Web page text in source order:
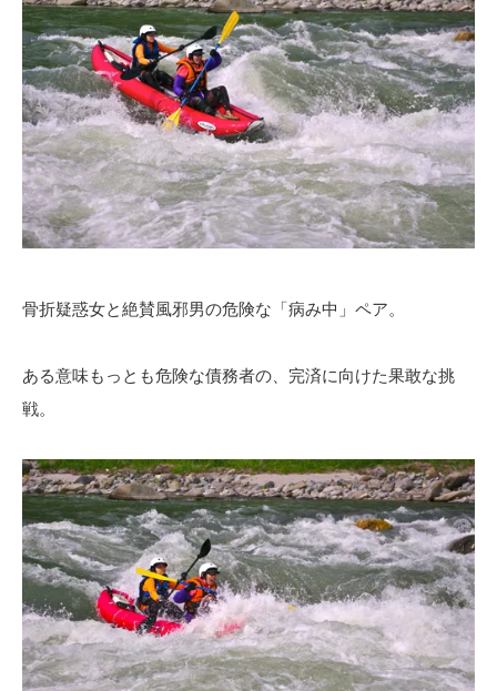
骨折疑惑女と絶賛風邪男の危険な「病み中」ペア。
ある意味もっとも危険な債務者の、完済に向けた果敢な挑
戦。